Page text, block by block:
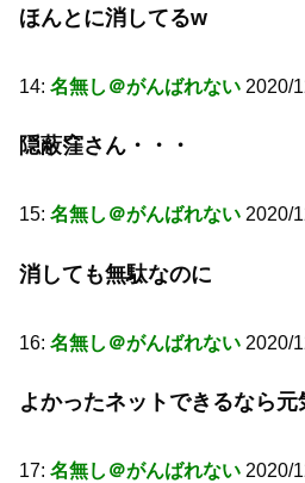
ほんとに消してるw
14: 名無し＠がんばれない 2020/
隠蔽窪さん・・・
15: 名無し＠がんばれない 2020/
消しても無駄なのに
16: 名無し＠がんばれない 2020/
よかったネットできるなら元
17: 名無し＠がんばれない 2020/